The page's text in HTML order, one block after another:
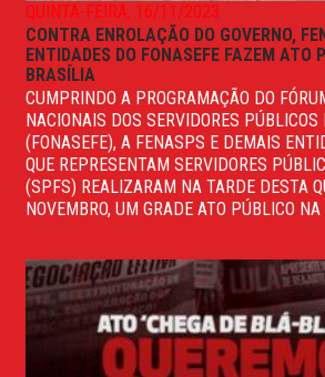
QUINTA-FEIRA, 16/11/2023
CONTRA ENROLAÇÃO DO GOVERNO,
ENTIDADES DO FONASEFE FAZEM ATO
BRASÍLIA
CUMPRINDO A PROGRAMAÇÃO DO
NACIONAIS DOS SERVIDORES PÚBLICOS
(FONASEFE), A FENASPS E DEMAIS
QUE REPRESENTAM SERVIDORES
(SPFS) REALIZARAM NA TARDE DESTA
NOVEMBRO, UM GRADE ATO PÚBLICO NA